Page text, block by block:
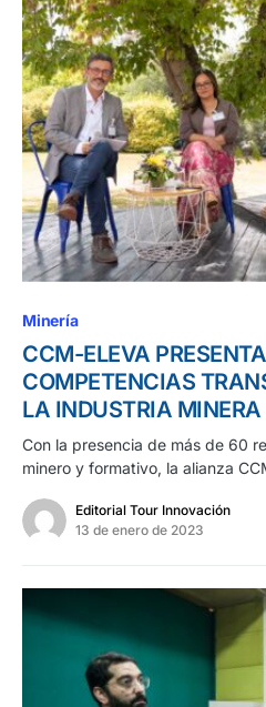
Minería
CCM-ELEVA
COMPETENCIAS
LA INDUSTRIA
Con la presencia de más de 60
minero y formativo, la alianza
Editorial Tour Innovación
13 de enero de 2023